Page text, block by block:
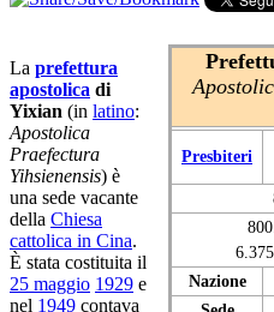
Presbiteri
Nazione
La prefettura
apostolica di
Yixian (in latino:
Apostolica
Praefectura
Yihsienensis) è
una sede vacante
della Chiesa
cattolica in Cina.
È stata costituita il
25 maggio 1929 e
nel 1949 contava